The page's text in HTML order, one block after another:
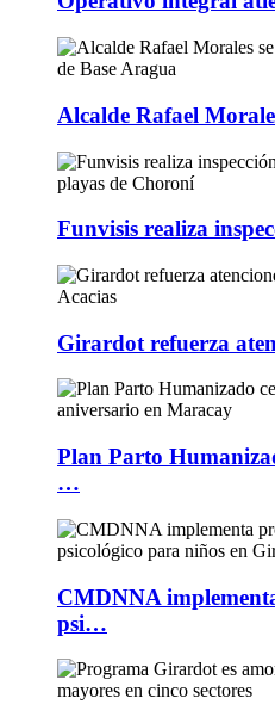
Alcalde Rafael
Funvisis realiza
Girardot refuerza
Plan Parto
…
CMDNNA
psi…